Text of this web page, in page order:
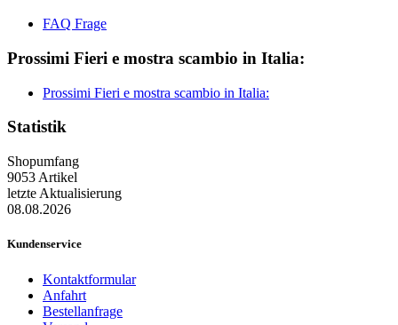
FAQ Frage
Prossimi Fieri e mostra scambio in Italia:
Prossimi Fieri e mostra scambio in Italia:
Statistik
Shopumfang
9053 Artikel
letzte Aktualisierung
08.08.2026
Kundenservice
Kontaktformular
Anfahrt
Bestellanfrage